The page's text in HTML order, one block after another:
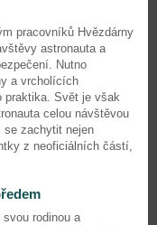
pracovníků Hvězdárny
astronauta a
Nutno
a vrcholících
praktika. Svět je však
celou návštěvou
se zachytit nejen
z neoficiálních částí,
rodinou a